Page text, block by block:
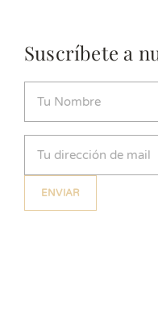
Suscríbete a